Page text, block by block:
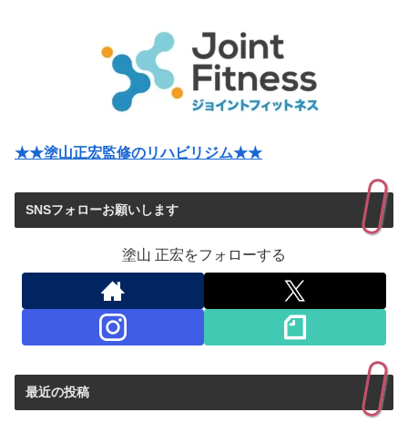
★★塗山正宏監修のリハビリジム★★
SNSフォローお願いします
塗山 正宏をフォローする
最近の投稿